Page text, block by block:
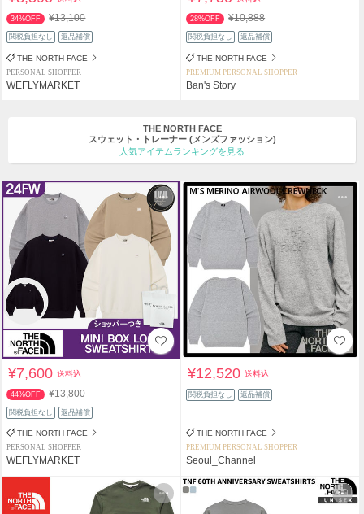
34%OFF ¥13,100
関税負担なし 返品補償
THE NORTH FACE
PERSONAL SHOPPER
WEFLYMARKET
28%OFF ¥10,888
関税負担なし 返品補償
THE NORTH FACE
PREMIUM PERSONAL SHOPPER
Ban's Story
THE NORTH FACE
スウェット・トレーナー (メンズファッション)
人気アイテムランキングを見る
¥7,600送料込
44%OFF ¥13,800
関税負担なし 返品補償
THE NORTH FACE
PERSONAL SHOPPER
WEFLYMARKET
¥12,520送料込
関税負担なし 返品補償
THE NORTH FACE
PREMIUM PERSONAL SHOPPER
Seoul_Channel